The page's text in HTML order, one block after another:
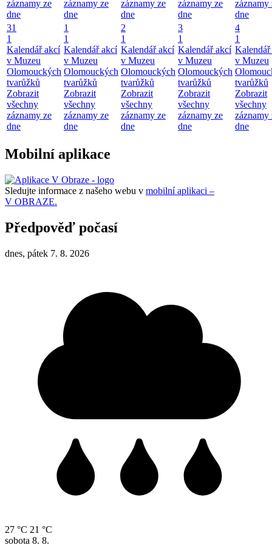
záznamy ze
dne
záznamy ze
dne
záznamy ze
dne
záznamy ze
dne
záznamy
dne
31
1
Kalendář akcí
v Muzeu
Olomouckých
tvarůžků
Zobrazit
všechny
záznamy ze
dne
1
1
Kalendář akcí
v Muzeu
Olomouckých
tvarůžků
Zobrazit
všechny
záznamy ze
dne
2
1
Kalendář akcí
v Muzeu
Olomouckých
tvarůžků
Zobrazit
všechny
záznamy ze
dne
3
1
Kalendář akcí
v Muzeu
Olomouckých
tvarůžků
Zobrazit
všechny
záznamy ze
dne
4
1
v Muzeu
tvarůžků
Zobrazit
všechny
záznamy
dne
Mobilní aplikace
Sledujte informace z našeho webu v mobilní aplikaci –
V OBRAZE.
Předpověď počasí
dnes, pátek 7. 8. 2026
27 °C 21 °C
sobota 8. 8.